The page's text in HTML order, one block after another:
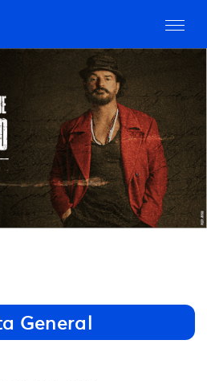
General